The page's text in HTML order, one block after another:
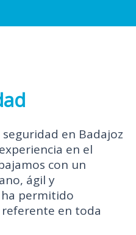
en Badajoz
en el
con un
ágil y
permitido
en toda